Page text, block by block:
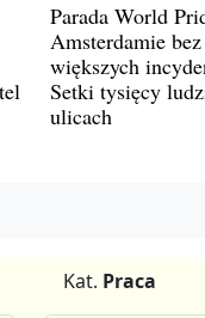
Parada World
Amsterdamie bez
większych
Setki tysięcy
ulicach
Kat. Praca